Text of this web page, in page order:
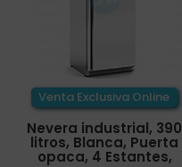
Venta Exclusiva Online
Nevera industrial, 390
litros, Blanca, Puerta
opaca, 4 Estantes,